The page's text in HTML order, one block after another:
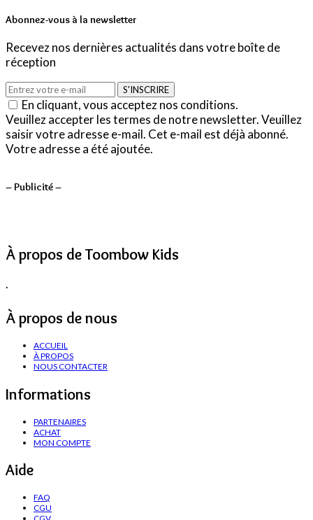
Abonnez-vous à la newsletter
Recevez nos dernières actualités dans votre boîte de
réception
S'INSCRIRE
En cliquant, vous acceptez nos conditions.
Veuillez accepter les termes de notre newsletter.Veuillez
saisir votre adresse e-mail. Cet e-mail est déjà abonné.
Votre adresse a été ajoutée.
– Publicité –
À propos de Toombow Kids
.
À propos de nous
ACCUEIL
À PROPOS
NOUS CONTACTER
Informations
PARTENAIRES
ACHAT
MON COMPTE
Aide
FAQ
CGU